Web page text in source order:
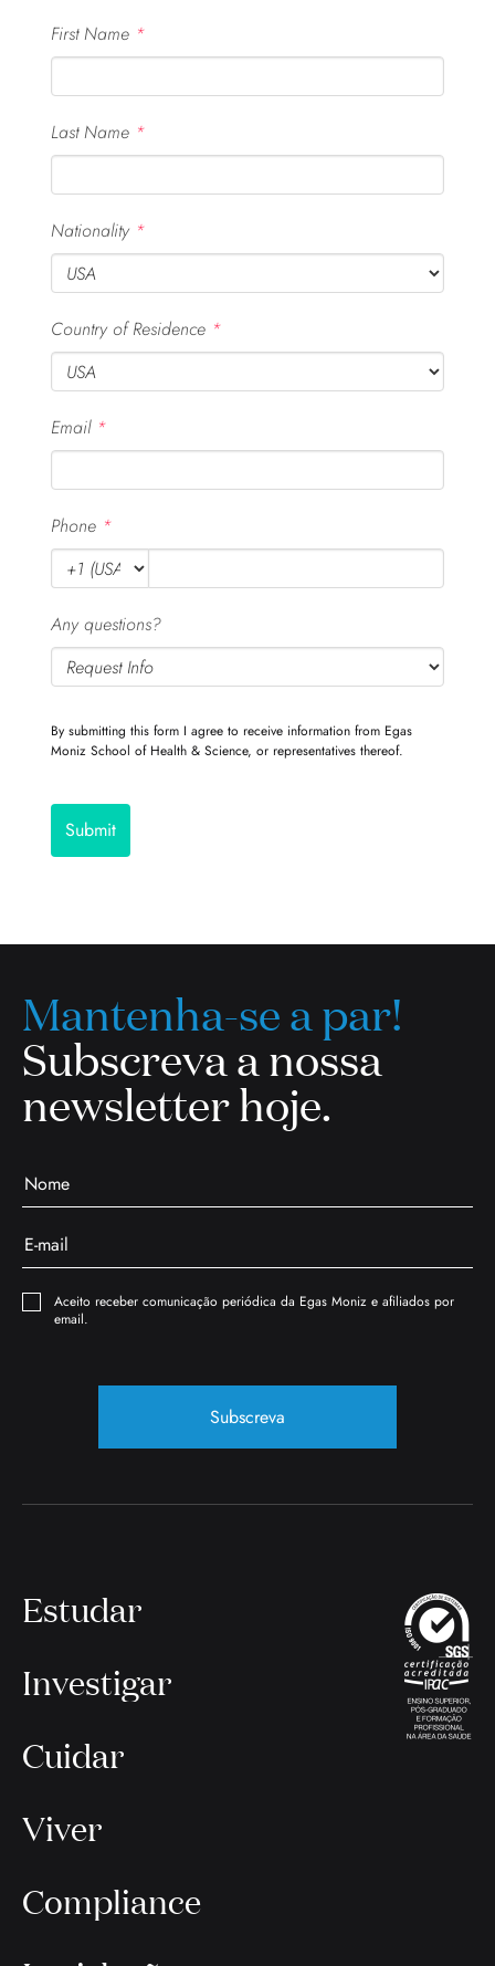
First Name *
Last Name *
Nationality *
Country of Residence *
Email *
Phone *
Any questions?
By submitting this form I agree to receive information from Egas
Moniz School of Health & Science, or representatives thereof.
Submit
Mantenha-se a par!
Subscreva a nossa
newsletter hoje.
Aceito receber comunicação periódica da Egas Moniz e afiliados por
email.
Subscreva
Estudar
Investigar
Cuidar
Viver
Compliance